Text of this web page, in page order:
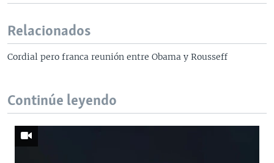
Relacionados
Cordial pero franca reunión entre Obama y Rousseff
Continúe leyendo